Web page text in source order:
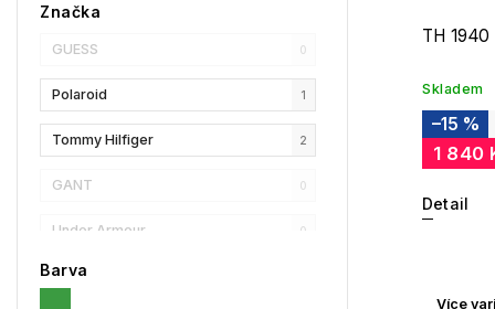
Značka
GUESS 0
Polaroid 1
Tommy Hilfiger 2
GANT 0
Under Armour 0
Privé Revaux
Barva
TH 1940
Skladem
–15 %
1 840
Detail
Více